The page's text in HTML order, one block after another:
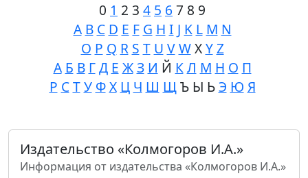
0 1 2 3 4 5 6 7 8 9
A B C D E F G H I J K L M N
O P Q R S T U V WXY Z
А Б В Г Д Е Ж З И Й К Л М Н О П
Р С Т У Ф Х Ц Ч Ш ЩЪ Ы ЬЭ Ю Я
Издательство «Колмогоров И.А.»
Информация от издательства «Колмогоров И.А.»